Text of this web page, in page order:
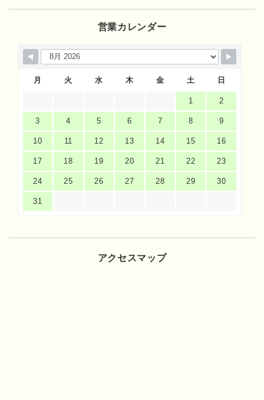
営業カレンダー
月 火 水 木 金 土 日
1 2
3 4 5 6 7 8 9
10 11 12 13 14 15 16
17 18 19 20 21 22 23
24 25 26 27 28 29 30
31
アクセスマップ